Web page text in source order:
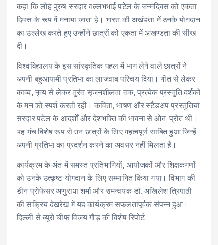
कहा कि लोह पुरुष सरदार वल्लभभाई पटेल के जन्मदिवस को एकता
दिवस के रूप में मनाया जाता हे। भारत की अखंडता में उनके योगदान
का उल्लेख करते हुए उन्होंने छात्रों को एकता में अखण्डता की सीख
दी।
विश्वविद्यालय के इस सांस्कृतिक पहल में भाग लेने वाले छात्रों ने
अपनी बहुआयामी प्रतिभा का लाजवाब परिचय दिया। गीत से लेकर
काव्य, नृत्य से लेकर तुरंत सृजनशीलता तक, प्रत्येक प्रस्तुति दर्शकों
के मन को स्पर्श करती रही। कविता, भाषण और स्टैंडअप प्रस्तुतियां
सरदार पटेल के आदर्शों और देशभक्ति की भावना से ओत-प्रोत थीं।
यह मंच विशेष रूप से उन छात्रों के लिए महत्वपूर्ण साबित हुआ जिन्हें
अपनी प्रतिभा का प्रदर्शन करने का अवसर नहीं मिलता है।
कार्यक्रम के अंत में समस्त प्रतिभागियों, आयोजकों और शिक्षकगणों
को उनके उत्कृष्ट योगदान के लिए सम्मानित किया गया। विभाग की
डीन प्रोफेसर अणुराधा शर्मा और समन्वयक डॉ. अखिलेश त्रिपाठी
की सक्रिय देखरेख में यह कार्यक्रम सफलतापूर्वक संपन्न हुआ।
दिल्ली से ब्यूरो चीफ विजय गौड़ की विशेष रिपोर्ट